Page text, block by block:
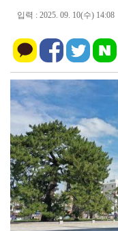
입력 : 2025. 09. 10(수) 14:08